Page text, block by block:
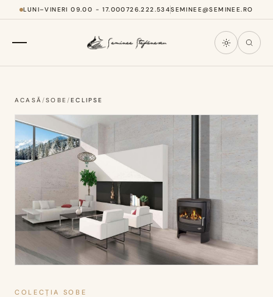
LUNI–VINERI 09.00 - 17.000726.222.534SEMINEE@SEMINEE.RO
ACASĂ/SOBE/ECLIPSE
COLECȚIA SOBE